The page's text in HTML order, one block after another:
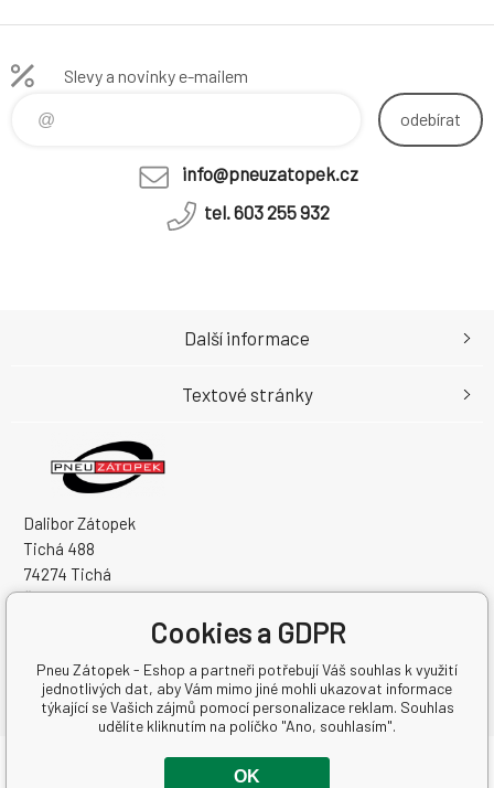
Slevy a novinky e-mailem
odebírat
info@pneuzatopek.cz
tel. 603 255 932
Dalibor Zátopek
Tichá 488
74274 Tichá
Česká Republika
DIČ: CZ7504094994
Další informace
Textové stránky
Copyright © 2026 Dalibor Zátopek
Cookies a GDPR
Pneu Zátopek - Eshop a partneři potřebují Váš souhlas k využití
jednotlivých dat, aby Vám mimo jiné mohli ukazovat informace
týkající se Vašich zájmů pomocí personalizace reklam. Souhlas
udělíte kliknutím na políčko "Ano, souhlasím".
OK